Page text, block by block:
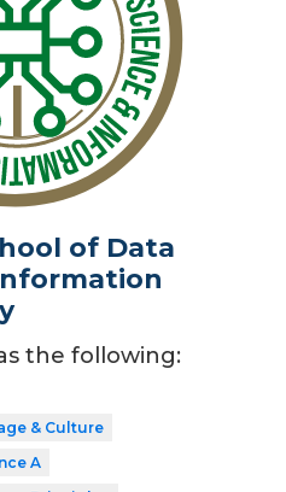
of Data
the following:
& Culture
A